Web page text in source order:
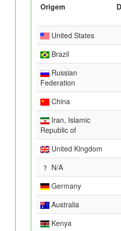
Origem
United States
Brazil
Russian
Federation
China
Iran, Islamic
Republic of
United Kingdom
N/A
Germany
Australia
Kenya